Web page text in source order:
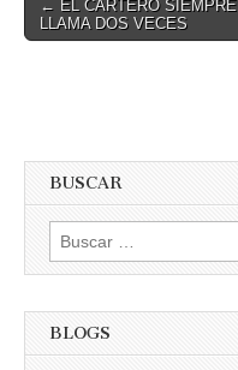
navigation
← EL CARTERO SIEMPRE
LLAMA DOS VECES
BUSCAR
Buscar:
BLOGS